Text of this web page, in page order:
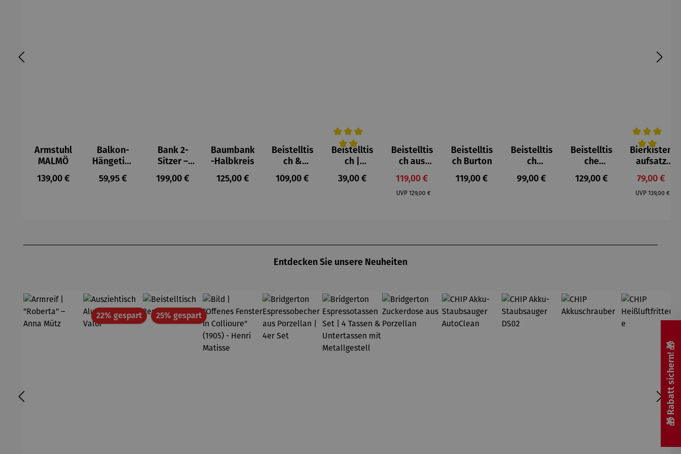
Armstuhl
MALMÖ
Regulärer Preis:
139,00 €
Balkon-
Hängetisc
BERKELEY
Regulärer Preis:
59,95 €
Bank 2-
Sitzer –
MALMÖ
Regulärer Preis:
199,00 €
Baumbank
-Halbkreis
Regulärer Preis:
125,00 €
Beistelltis
ch &
Hocker |
Teakholz –
Regulärer Preis:
109,00 €
Durchschnittliche Bewertung von 5 von 5 Sternen
Beistelltis
ch |
klappbar
Teakholz –
Regulärer Preis:
39,00 €
Beistelltis
ch aus
Teakholz
3er Set
Verkaufspreis:
119,00 €
UVP Regulärer Preis:
129,00 €
Beistelltis
ch Burton
Regulärer Preis:
119,00 €
Beistelltis
ch
Teakholz
rund –
Regulärer Preis:
99,00 €
Beistelltis
che
Teakholz –
Verwood
Regulärer Preis:
129,00 €
Bierkisten
aufsatz
Teak mit
Klappe
79,00 €
UVP Regulärer
139,00 €
Entdecken Sie unsere Neuheiten
22% gespartRabatt25% gespartRabatt
🎁 Rabatt sichern! 🎁